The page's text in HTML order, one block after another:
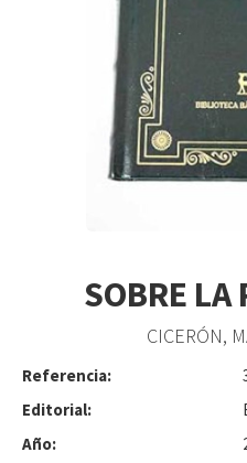
SOBRE LA
CICERÓN,
Referencia:
Editorial:
Año: